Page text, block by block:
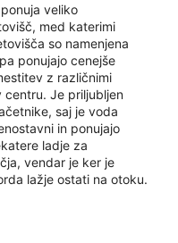
veliko
med katerimi
so namenjena
ponujajo cenejše
z različnimi
centru. Je priljubljen
saj je voda
in ponujajo
ladje za
vendar je ker je
lažje ostati na otoku.